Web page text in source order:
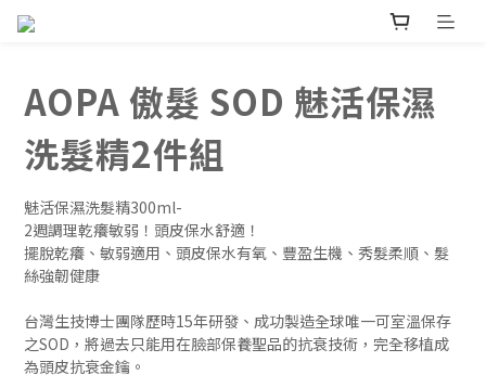
AOPA 傲髮 SOD 魅活保濕
洗髮精2件組
魅活保濕洗髮精300ml-
2週調理乾癢敏弱！頭皮保水舒適！
擺脫乾癢、敏弱適用、頭皮保水有氧、豐盈生機、秀髮柔順、髮
絲強韌健康
台灣生技博士團隊歷時15年研發、成功製造全球唯一可室溫保存
之SOD，將過去只能用在臉部保養聖品的抗衰技術，完全移植成
為頭皮抗衰金鑰。